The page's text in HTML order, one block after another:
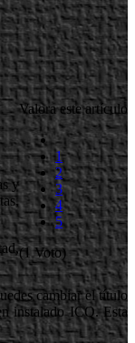
Valora este artículo
1
2
3
4
5
(1 Voto)
y
cambiar el título
instalado ICQ. Esta